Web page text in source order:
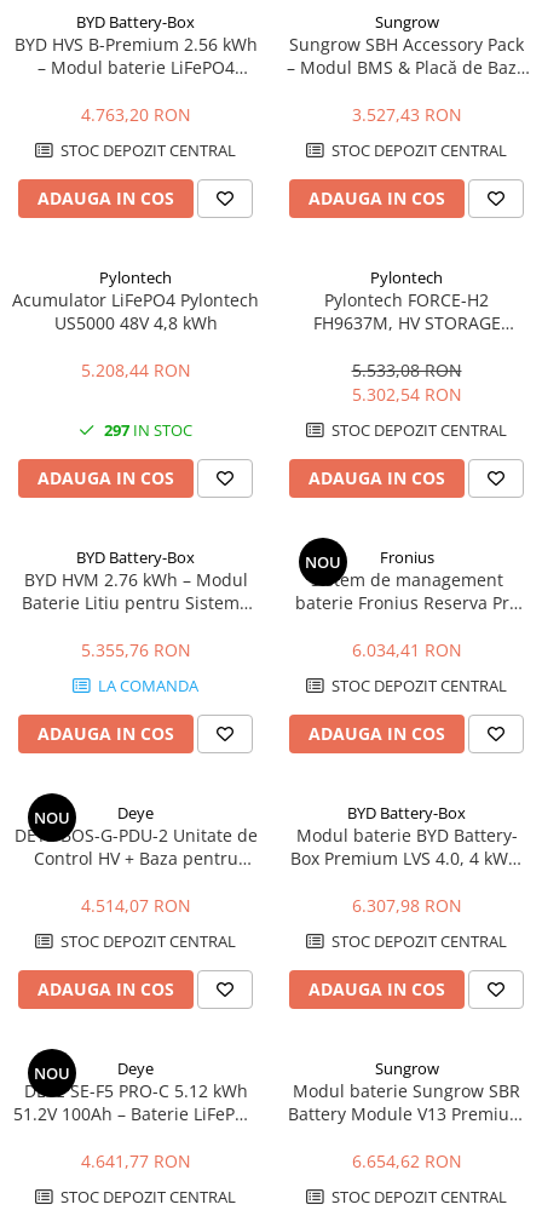
BYD Battery-Box
BYD HVS B-Premium 2.56 kWh
– Modul baterie LiFePO4
4.763,20 RON
STOC DEPOZIT CENTRAL
ADAUGA IN COS
Sungrow
Sungrow SBH Accessory Pack
– Modul BMS & Placă de Bază
SBH
3.527,43 RON
STOC DEPOZIT CENTRAL
ADAUGA IN COS
Pylontech
Acumulator LiFePO4 Pylontech
US5000 48V 4,8 kWh
5.208,44 RON
297 IN STOC
ADAUGA IN COS
Pylontech
Pylontech FORCE-H2
FH9637M, HV STORAGE
Kostal, Sungrow, Goodwe,
Sofar
5.533,08 RON
5.302,54 RON
STOC DEPOZIT CENTRAL
ADAUGA IN COS
BYD Battery-Box
BYD HVM 2.76 kWh – Modul
Baterie Litiu pentru Sisteme
5.355,76 RON
LA COMANDA
ADAUGA IN COS
NOU Fronius
Sistem de management
baterie Fronius Reserva Pro
6.034,41 RON
STOC DEPOZIT CENTRAL
ADAUGA IN COS
NOU Deye
DEYE BOS-G-PDU-2 Unitate de
Control HV + Baza pentru
4.514,07 RON
STOC DEPOZIT CENTRAL
ADAUGA IN COS
BYD Battery-Box
Modul baterie BYD Battery-
Box Premium LVS 4.0, 4 kWh,
tensiune
6.307,98 RON
STOC DEPOZIT CENTRAL
ADAUGA IN COS
NOU Deye
DEYE SE-F5 PRO-C 5.12 kWh
51.2V 100Ah – Baterie LiFePO4
4.641,77 RON
STOC DEPOZIT CENTRAL
Sungrow
Modul baterie Sungrow SBR
Battery Module V13 Premium
6.654,62 RON
STOC DEPOZIT CENTRAL